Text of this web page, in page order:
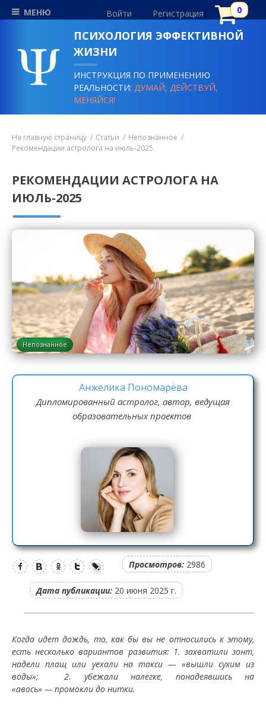
МЕНЮ Войти Регистрация
ПСИХОЛОГИЯ ЭФФЕКТИВНОЙ
ЖИЗНИ
ИНСТРУКЦИЯ ПО ПРИМЕНЕНИЮ
РЕАЛЬНОСТИ:ДУМАЙ, ДЕЙСТВУЙ,
МЕНЯЙСЯ!
На главную страницу Статьи
Непознанное
Рекомендации астролога на июль-2025
РЕКОМЕНДАЦИИ АСТРОЛОГА НА
ИЮЛЬ-2025
Непознанное
Анжелика Пономарёва
Дипломированный астролог, автор, ведущая
образовательных проектов
Просмотров: 2986
Дата публикации: 20 июня 2025 г.
Когда идет дождь, то, как бы вы не относились к этому,
есть несколько вариантов развития: 1. захватили зонт,
надели плащ или уехали на такси — «вышли сухим из
воды»; 2. убежали налегке, понадеявшись на
«авось» — промокли до нитки.